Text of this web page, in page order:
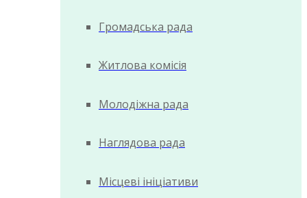
Громадська рада
Житлова комісія
Молодіжна рада
Наглядова рада
Місцеві ініціативи